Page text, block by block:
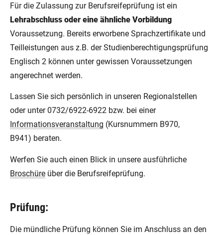
Für die Zulassung zur Berufsreifeprüfung ist ein
Lehrabschluss oder eine ähnliche Vorbildung
Voraussetzung. Bereits erworbene Sprachzertifikate und
Teilleistungen aus z.B. der Studienberechtigungsprüfung
Englisch 2 können unter gewissen Voraussetzungen
angerechnet werden.
Lassen Sie sich persönlich in unseren Regionalstellen
oder unter 0732/6922-6922 bzw. bei einer
Informationsveranstaltung (Kursnummern B970,
B941) beraten.
Werfen Sie auch einen Blick in unsere ausführliche
Broschüre über die Berufsreifeprüfung.
Prüfung:
Die mündliche Prüfung können Sie im Anschluss an den